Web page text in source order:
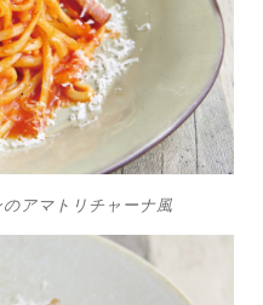
アマトリチャーナ風